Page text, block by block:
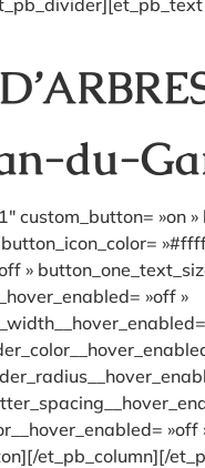
du-
»on »
»
»off »
»off
et_pb_column][/